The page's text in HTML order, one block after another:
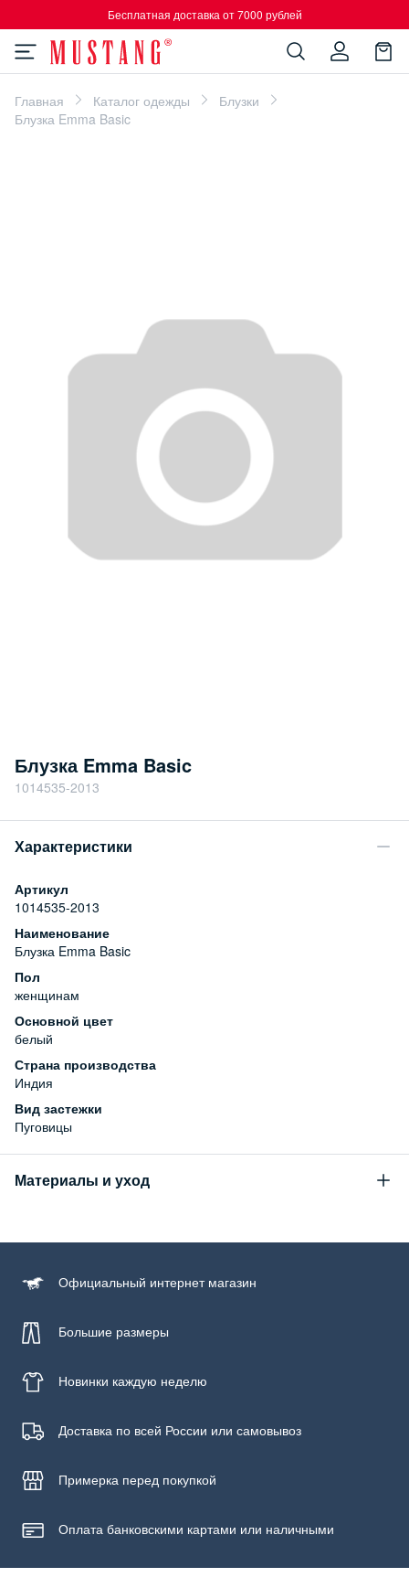
Бесплатная доставка от 7000 рублей
Главная Каталог одежды
Блузки
Блузка Emma Basic
Блузка Emma Basic
1014535-2013
Характеристики
Артикул
1014535-2013
Наименование
Блузка Emma Basic
Пол
женщинам
Основной цвет
белый
Страна производства
Индия
Вид застежки
Пуговицы
Материалы и уход
60% хлопок, 40% вискоза
Бережная стирка при температуре не более 30С, химчистка
запрещена, гладить при низкой температуре до 110С
Официальный интернет магазин
Большие размеры
Новинки каждую неделю
Доставка по всей России или самовывоз
Примерка перед покупкой
Оплата банковскими картами или наличными